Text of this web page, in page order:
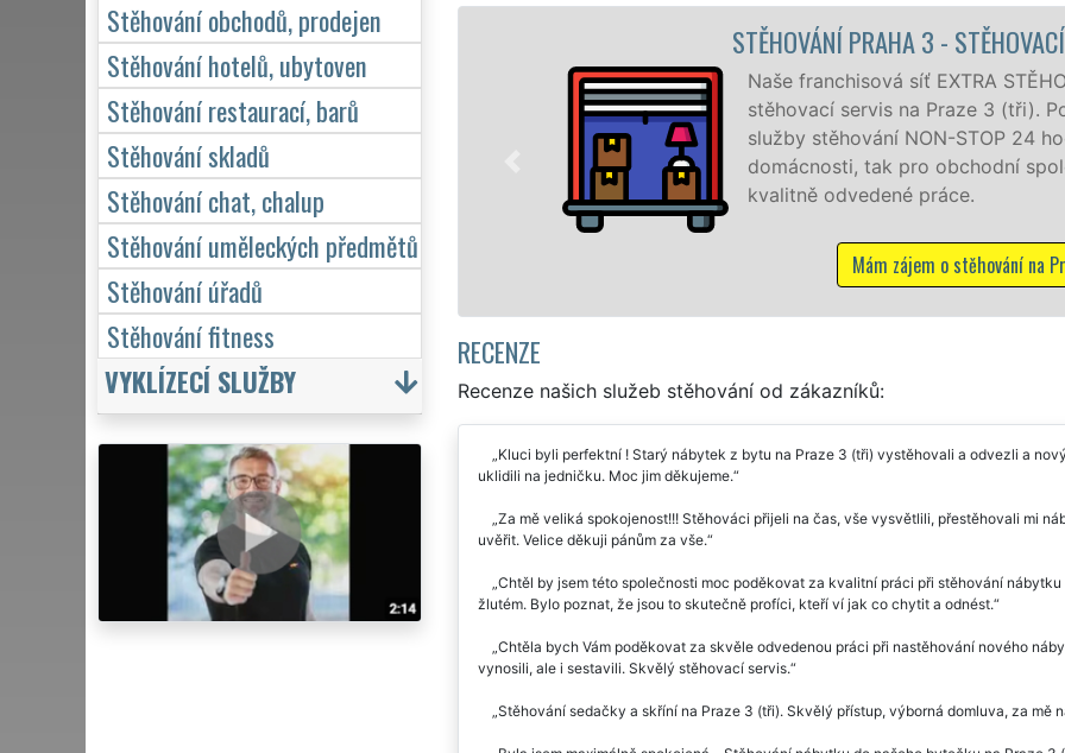
STĚHOVÁNÍ PRAHA 3 -
Naše franchisová síť EXTRA
stěhovací servis na Praze 3 (tři).
služby stěhování NON-STOP 24
domácnosti, tak pro obchodní
kvalitně odvedené práce.
Mám zájem o stěhování na
RECENZE
Recenze našich služeb stěhování od zákazníků:
Kluci byli perfektní ! Starý nábytek z bytu na Praze 3 (tři) vystěhovali a odvezli a
uklidili na jedničku. Moc jim děkujeme.
Za mě veliká spokojenost!!! Stěhováci přijeli na čas, vše vysvětlili, přestěhovali mi
uvěřit. Velice děkuji pánům za vše.
Chtěl by jsem této společnosti moc poděkovat za kvalitní práci při stěhování
žlutém. Bylo poznat, že jsou to skutečně profíci, kteří ví jak co chytit a odnést.
Chtěla bych Vám poděkovat za skvěle odvedenou práci při nastěhování nového
vynosili, ale i sestavili. Skvělý stěhovací servis.
Stěhování sedačky a skříní na Praze 3 (tři). Skvělý přístup, výborná domluva, za mě
Stěhování obchodů, prodejen
Stěhování hotelů, ubytoven
Stěhování restaurací, barů
Stěhování skladů
Stěhování chat, chalup
Stěhování uměleckých předmětů
Stěhování úřadů
Stěhování fitness
VYKLÍZECÍ SLUŽBY